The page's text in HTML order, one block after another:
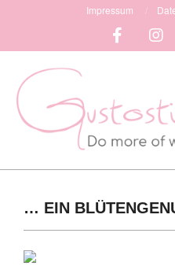
content
Impressum
DO
MORE
Navigation
… EIN